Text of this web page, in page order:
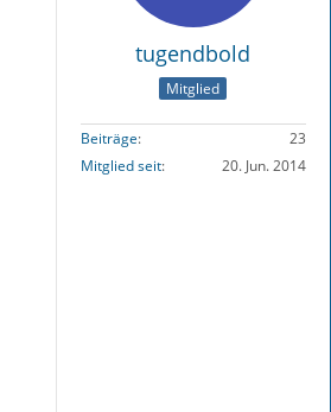
tugendbold
Mitglied
Beiträge
23
Mitglied seit
20. Jun. 2014